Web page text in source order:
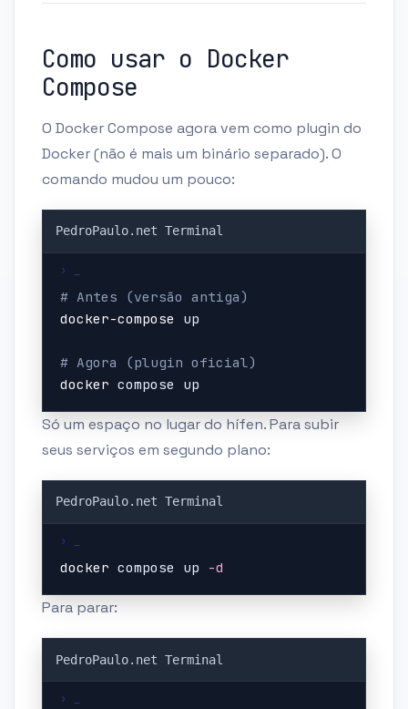
Como usar o Docker
Compose
O Docker Compose agora vem como plugin do
Docker (não é mais um binário separado). O
comando mudou um pouco:
# Antes (versão antiga)
docker-compose up
# Agora (plugin oficial)
docker compose up
Só um espaço no lugar do hífen. Para subir
seus serviços em segundo plano:
docker compose up -d
Para parar: